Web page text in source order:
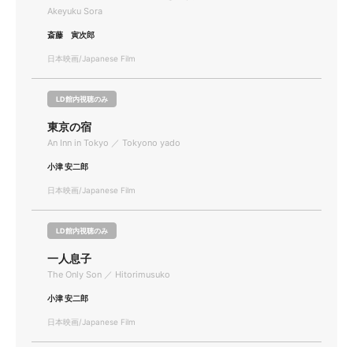
Akeyuku Sora
斎藤 寅次郎
日本映画/Japanese Film
LD館内視聴のみ
東京の宿
An Inn in Tokyo ／ Tokyono yado
小津 安二郎
日本映画/Japanese Film
LD館内視聴のみ
一人息子
The Only Son ／ Hitorimusuko
小津 安二郎
日本映画/Japanese Film